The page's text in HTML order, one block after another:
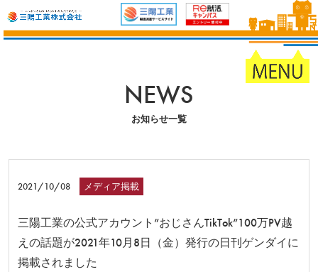
NEWS
お知らせ一覧
三陽工業の公式アカウント”おじさんTikTok”100万PV越
えの話題が2021年10月8日（金）発行の日刊ゲンダイに
掲載されました
2021/10/08 メディア掲載